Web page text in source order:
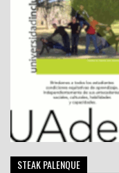
STEAK PALENQUE